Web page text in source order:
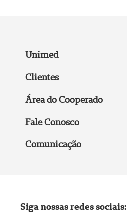
Unimed
Clientes
Área do Cooperado
Fale Conosco
Comunicação
Siga nossas redes sociais: